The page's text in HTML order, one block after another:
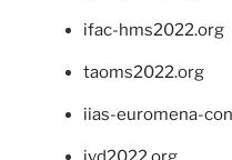
ifac-hms2022.org
taoms2022.org
iias-euromena-